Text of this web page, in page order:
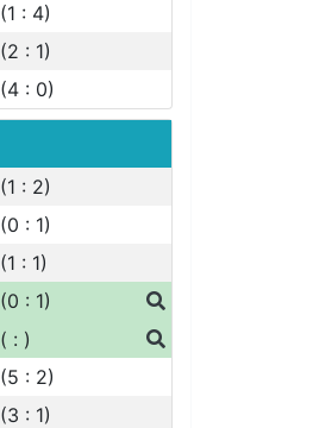
(1 : 4)
(2 : 1)
(4 : 0)
(1 : 2)
(0 : 1)
(1 : 1)
(0 : 1)
( : )
(5 : 2)
(3 : 1)